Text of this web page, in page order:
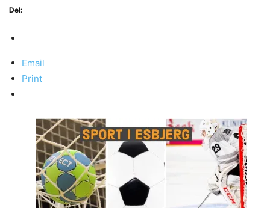
Del:
Email
Print